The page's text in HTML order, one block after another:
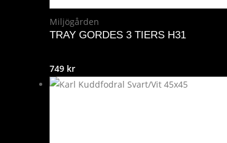
Miljögården
TRAY GORDES 3 TIERS H31
749 kr